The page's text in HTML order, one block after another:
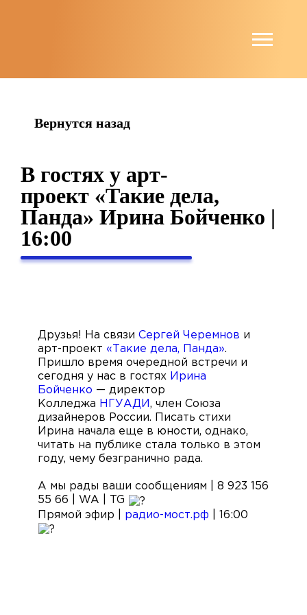
Вернутся назад
В гостях у арт-
проект «Такие дела,
Панда» Ирина Бойченко |
16:00
Друзья! На связи Сергей Черемнов и
арт-проект «Такие дела, Панда».
Пришло время очередной встречи и
сегодня у нас в гостях Ирина
Бойченко — директор
Колледжа НГУАДИ , член Союза
дизайнеров России. Писать стихи
Ирина начала еще в юности, однако,
читать на публике стала только в этом
году, чему безгранично рада.
А мы рады ваши сообщениям | 8 923 156
55 66 | WA | TG
Прямой эфир | радио-мост.рф | 16:00